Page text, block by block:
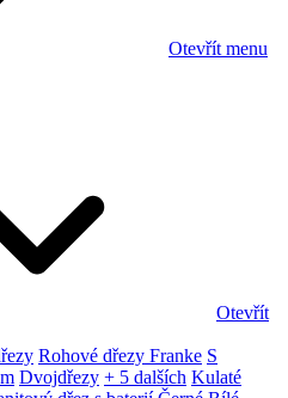
Otevřít menu
Otevřít
Rohové dřezy Franke S
Dvojdřezy + 5 dalších Kulaté